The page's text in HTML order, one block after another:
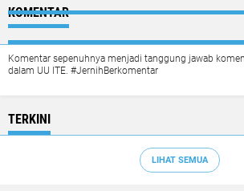
KOMENTAR
Komentar sepenuhnya menjadi tanggung jawab
dalam UU ITE. #JernihBerkomentar
TERKINI
LIHAT SEMUA